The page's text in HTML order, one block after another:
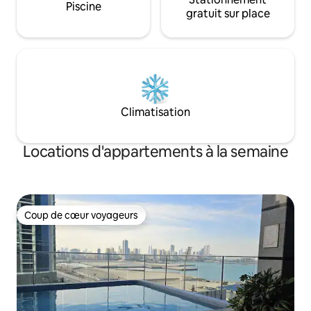
Piscine
gratuit sur place
Climatisation
Locations d'appartements à la semaine
Coup de cœur voyageurs
Coup de cœur voyageurs